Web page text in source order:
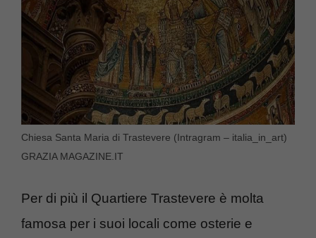
Chiesa Santa Maria di Trastevere (Intragram – italia_in_art)
GRAZIA MAGAZINE.IT
Per di più il Quartiere Trastevere è molta
famosa per i suoi locali come osterie e